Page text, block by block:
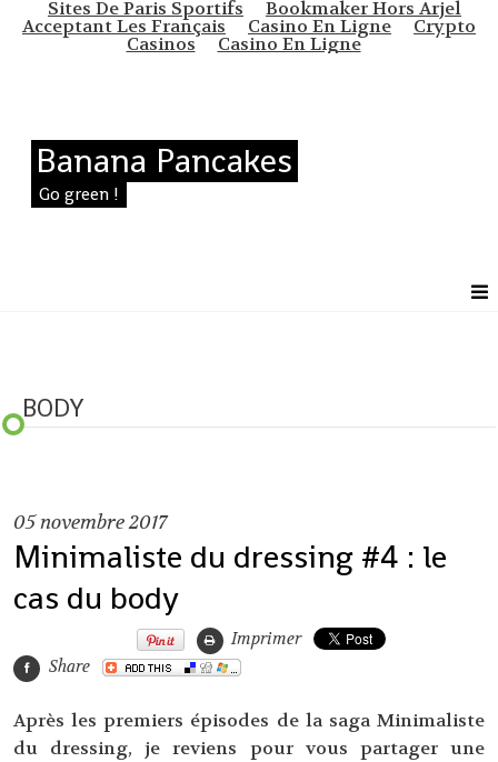
Sites De Paris Sportifs Bookmaker Hors Arjel
Acceptant Les Français Casino En Ligne Crypto
Casinos Casino En Ligne
Banana Pancakes
Go green !
BODY
05novembre 2017
Minimaliste du dressing #4 : le
cas du body
Imprimer
Share
Après les premiers épisodes de la saga Minimaliste
du dressing, je reviens pour vous partager une